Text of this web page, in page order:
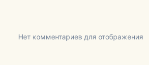
Нет комментариев для отображения